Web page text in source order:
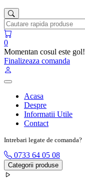
0
Momentan cosul este gol!
Finalizeaza comanda
Acasa
Despre
Informatii Utile
Contact
Intrebari legate de comanda?
0733 64 05 08
Categorii produse